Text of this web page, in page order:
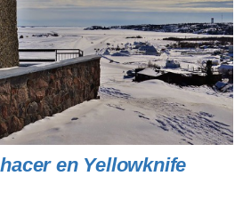
en Yellowknife